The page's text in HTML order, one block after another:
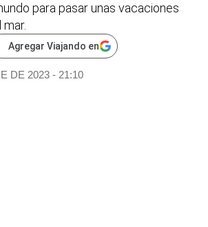
para pasar unas vacaciones
Agregar Viajando en
DE 2023 - 21:10